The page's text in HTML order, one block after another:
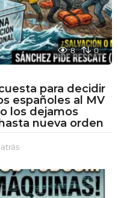
8 0
para decidir
españoles al MV
los dejamos
nueva orden
e
s
e